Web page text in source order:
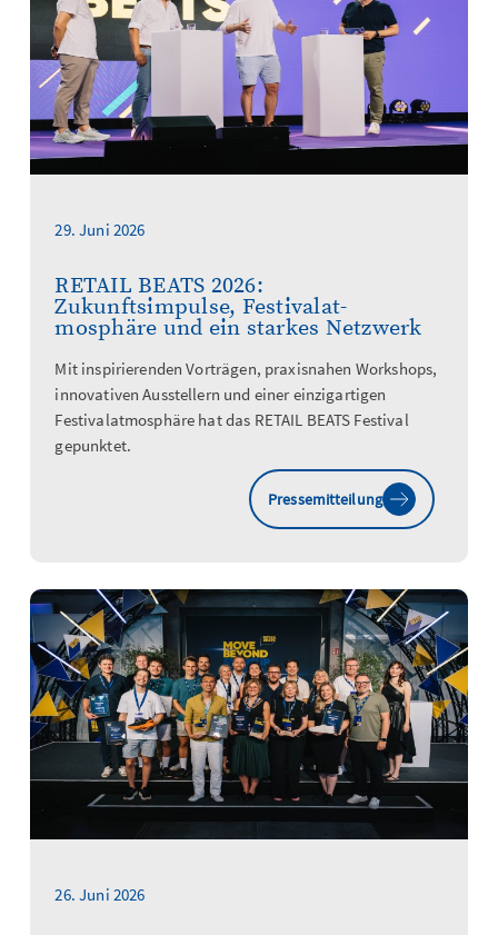
29. Juni 2026
RETAIL BEATS 2026:
Zukunftsimpulse, Festivalat-
mosphäre und ein starkes Netzwerk
Mit inspirierenden Vorträgen, praxisnahen Workshops,
innovativen Ausstellern und einer einzigartigen
Festivalatmosphäre hat das RETAIL BEATS Festival
gepunktet.
Pressemitteilung
26. Juni 2026